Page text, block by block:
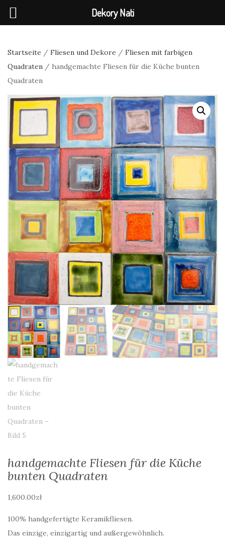
Startseite / Fliesen und Dekore / Fliesen mit farbigen
Quadraten / handgemachte Fliesen für die Küche bunten
Quadraten
handgemachte Fliesen für die Küche
bunten Quadraten
1,600.00zł
100% handgefertigte Keramikfliesen.
Das einzige, einzigartig und außergewöhnlich.
Dekory Nati